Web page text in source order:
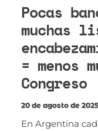
Pocas
muchas
= menos
Congreso
20 de agosto de 2025
En Argentina